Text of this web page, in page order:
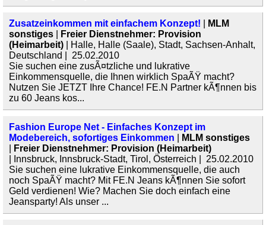
Zusatzeinkommen mit einfachem Konzept!
MLM
sonstiges
Freier Dienstnehmer: Provision
(Heimarbeit) | Halle, Halle (Saale), Stadt, Sachsen-Anhalt,
Deutschland | 25.02.2010
Sie suchen eine zusÃ¤tzliche und lukrative
Einkommensquelle, die Ihnen wirklich SpaÃŸ macht?
Nutzen Sie JETZT Ihre Chance! FE.N Partner kÃ¶nnen bis
zu 60 Jeans kos...
Fashion Europe Net - Einfaches Konzept im
Modebereich, sofortiges Einkommen
MLM sonstiges
Freier Dienstnehmer: Provision (Heimarbeit)
| Innsbruck, Innsbruck-Stadt, Tirol, Österreich | 25.02.2010
Sie suchen eine lukrative Einkommensquelle, die auch
noch SpaÃŸ macht? Mit FE.N Jeans kÃ¶nnen Sie sofort
Geld verdienen! Wie? Machen Sie doch einfach eine
Jeansparty! Als unser ...